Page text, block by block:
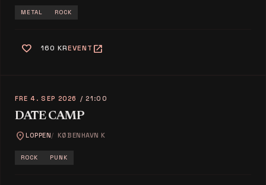
METAL ROCK
favorite 160 KREVENT open_in_new
FRE 4. SEP 2026 / 21:00
DATE CAMP
location_on LOPPEN KØBENHAVN K
ROCK PUNK